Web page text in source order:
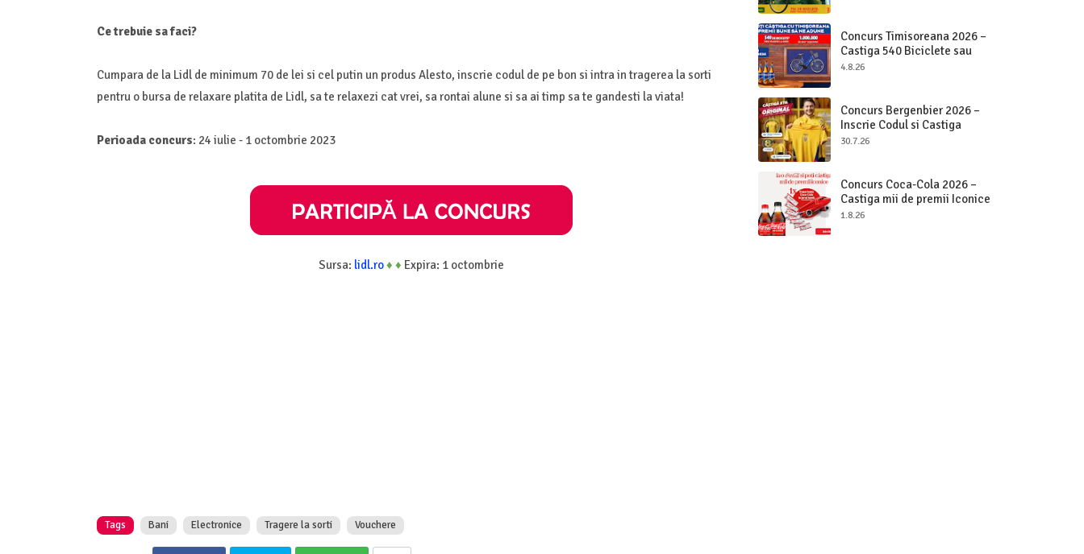
Ce trebuie sa faci?
Cumpara de la Lidl de minimum 70 de lei si cel putin un produs Alesto, inscrie codul de pe bon si intra in tragerea la sorti
pentru o bursa de relaxare platita de Lidl, sa te relaxezi cat vrei, sa rontai alune si sa ai timp sa te gandesti la viata!
Perioada concurs: 24 iulie - 1 octombrie 2023
Sursa: lidl.ro♦ ♦ Expira: 1 octombrie
Tags Bani Electronice Tragere la sorti Vouchere
Concurs Timisoreana 2026 –
Castiga 540 Biciclete sau
Beri pe Loc
4.8.26
Concurs Bergenbier 2026 –
Inscrie Codul si Castiga
Premii Originale
30.7.26
Concurs Coca-Cola 2026 –
Castiga mii de premii Iconice
1.8.26